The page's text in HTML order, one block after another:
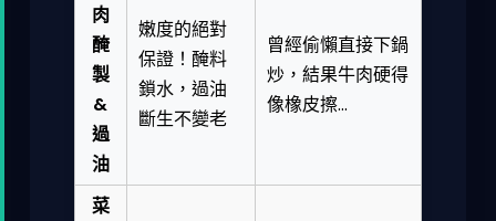
肉
醃
製
&
過
油
嫩度的絕對
保證！醃料
鎖水，過油
斷生不變老
曾經偷懶直接下鍋
炒，結果牛肉硬得
像橡皮擦...
菜